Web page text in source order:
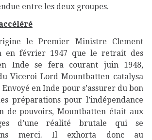
entre les deux groupes.
le Premier Ministre Clement
en février 1947 que le retrait des
Inde se fera courant juin 1948,
Viceroi Lord Mountbatten catalysa
en Inde pour s’assurer du bon
préparations pour l’indépendance
de pouvoirs, Mountbatten était aux
d’une réalité brutale qui se
merci. Il exhorta donc au